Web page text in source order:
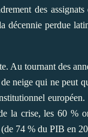
des
perdue
Au tournant des
neige qui ne peut
la crise, les 60 %
74 % du PIB en